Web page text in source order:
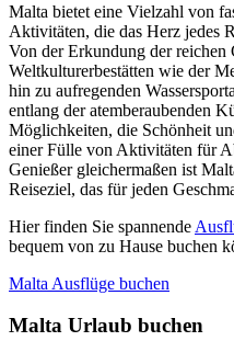
Malta bietet eine Vielzahl von
Aktivitäten, die das Herz jedes
Von der Erkundung der
Weltkulturerbestätten wie der
hin zu aufregenden
entlang der atemberaubenden
Möglichkeiten, die Schönheit
einer Fülle von Aktivitäten für
Genießer gleichermaßen ist
Reiseziel, das für jeden
Hier finden Sie spannende
bequem von zu Hause buchen
Malta Ausflüge buchen
Malta Urlaub buchen